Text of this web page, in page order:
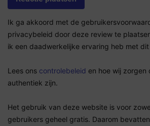
Ik ga akkoord met de
privacybeleid door deze review te
ik een daadwerkelijke ervaring heb met
Lees ons controlebeleid en hoe wij zorgen
authentiek zijn.
Het gebruik van deze website is voor
gebruikers geheel gratis. Daarom